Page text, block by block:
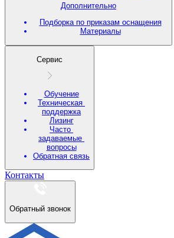
Дополнительно
Подборка по приказам оснащения
Материалы
Сервис
Обучение
Техническая
поддержка
Лизинг
Часто
задаваемые
вопросы
Обратная связь
Контакты
Обратный звонок